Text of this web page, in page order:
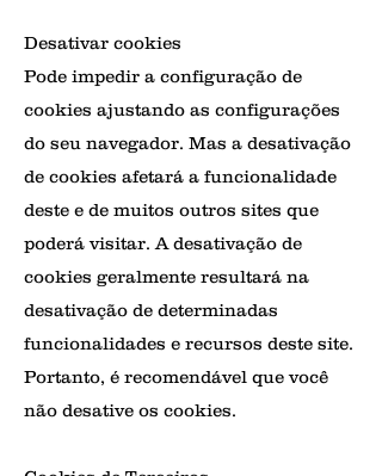
Desativar cookies
Pode impedir a configuração de
cookies ajustando as configurações
do seu navegador. Mas a desativação
de cookies afetará a funcionalidade
deste e de muitos outros sites que
poderá visitar. A desativação de
cookies geralmente resultará na
desativação de determinadas
funcionalidades e recursos deste site.
Portanto, é recomendável que você
não desative os cookies.